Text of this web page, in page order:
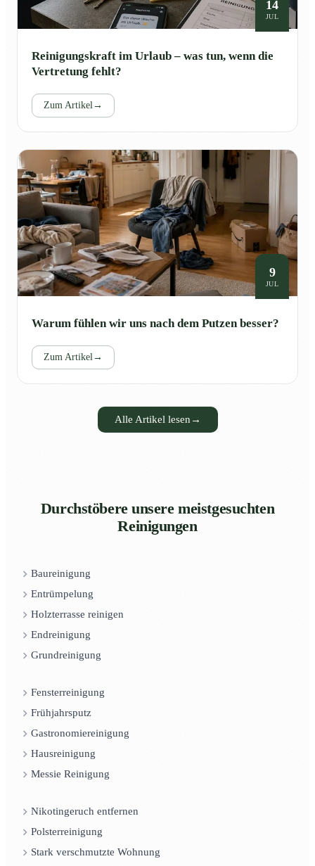
14
JUL
Reinigungskraft im Urlaub – was tun, wenn die
Vertretung fehlt?
Zum Artikel→
9
JUL
Warum fühlen wir uns nach dem Putzen besser?
Zum Artikel→
Alle Artikel lesen →
Durchstöbere unsere meistgesuchten
Reinigungen
Baureinigung
Entrümpelung
Holzterrasse reinigen
Endreinigung
Grundreinigung
Fensterreinigung
Frühjahrsputz
Gastronomiereinigung
Hausreinigung
Messie Reinigung
Nikotingeruch entfernen
Polsterreinigung
Stark verschmutzte Wohnung